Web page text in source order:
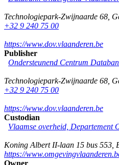
Technologiepark-Zwijnaarde 68
+32 9 240 75 00
https://www.dov.vlaanderen.be
Publisher
Ondersteunend Centrum
Technologiepark-Zwijnaarde 68
+32 9 240 75 00
https://www.dov.vlaanderen.be
Custodian
Vlaamse overheid, Departement
Koning Albert II-laan 15 bus 553
https://
Owner